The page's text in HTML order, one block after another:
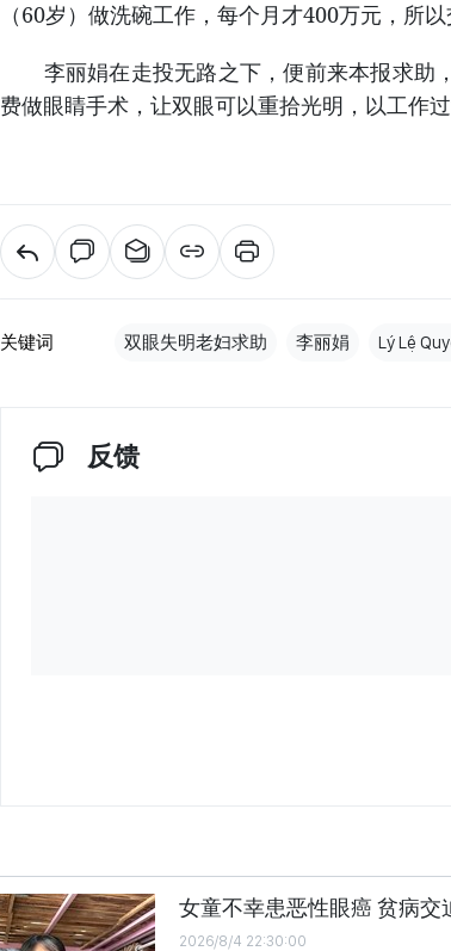
（60岁）做洗碗工作，每个月才400万元，所
李丽娟在走投无路之下，便前来本报求助
费做眼睛手术，让双眼可以重拾光明，以工作
关键词 双眼失明老妇求助 李丽娟 Lý Lệ
反馈
女童不幸患恶性眼癌 贫病交
2026/8/4 22:30:00